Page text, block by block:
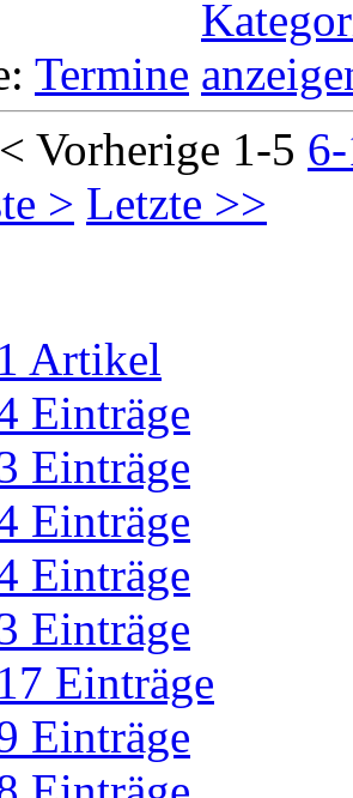
Termine
< Vorherige 1-5
> Letzte >>
Artikel
Einträge
Einträge
Einträge
Einträge
Einträge
Einträge
Einträge